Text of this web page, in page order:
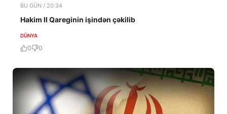
BU GÜN / 20:34
Hakim II Qareginin işindən çəkilib
DÜNYA
0 0